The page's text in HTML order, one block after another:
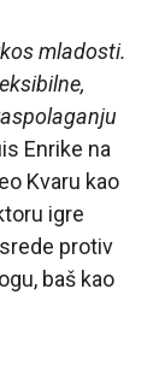
mladosti.
Enrike na
Kvaru kao
igre
protiv
baš kao